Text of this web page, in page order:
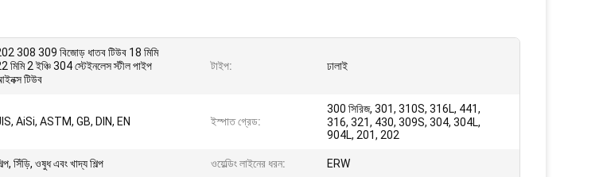
308 309 বিজোড় ধাতব টিউব 18 মিমি
মিমি 2 ইঞ্চি 304 স্টেইনলেস স্টীল পাইপ
টিউব
টাইপ: ঢালাই
AiSi, ASTM, GB, DIN, EN ইস্পাত গ্রেড:
300 সিরিজ, 301, 310S, 316L, 441,
316, 321, 430, 309S, 304, 304L,
904L, 201, 202
সিঁড়ি, ওষুধ এবং খাদ্য শিল্প ওয়েল্ডিং লাইনের ধরন: ERW